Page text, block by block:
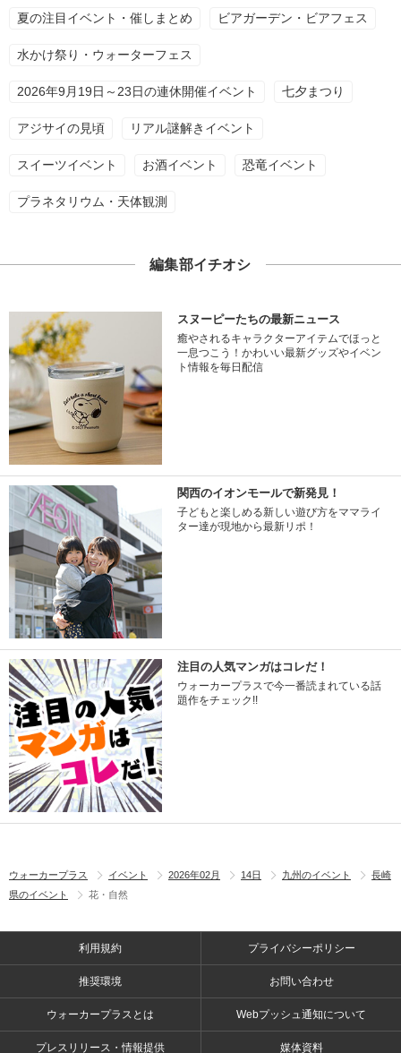
夏の注目イベント・催しまとめ ビアガーデン・ビアフェス
水かけ祭り・ウォーターフェス
2026年9月19日～23日の連休開催イベント 七夕まつり
アジサイの見頃 リアル謎解きイベント
スイーツイベント お酒イベント 恐竜イベント
プラネタリウム・天体観測
編集部イチオシ
スヌーピーたちの最新ニュース
癒やされるキャラクターアイテムでほっと
一息つこう！かわいい最新グッズやイベン
ト情報を毎日配信
関西のイオンモールで新発見！
子どもと楽しめる新しい遊び方をママライ
ター達が現地から最新リポ！
注目の人気マンガはコレだ！
ウォーカープラスで今一番読まれている話
題作をチェック!!
ウォーカープラス イベント 2026年02月 14日 九州のイベント
長崎
県のイベント
花・自然
利用規約 プライバシーポリシー
推奨環境 お問い合わせ
ウォーカープラスとは Webプッシュ通知について
プレスリリース・情報提供 媒体資料